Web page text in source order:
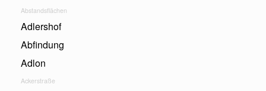
Abstandsflächen
Adlershof
Abfindung
Adlon
Ackerstraße